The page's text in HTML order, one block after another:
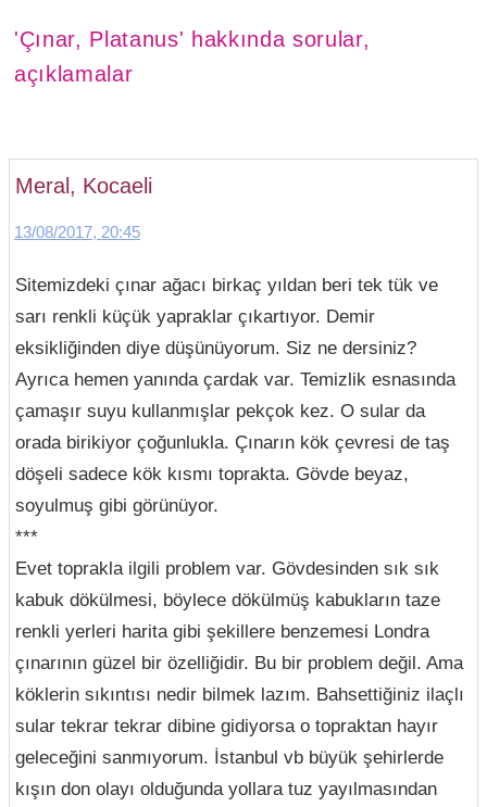
'Çınar, Platanus' hakkında sorular,
açıklamalar
Meral, Kocaeli
13/08/2017, 20:45
Sitemizdeki çınar ağacı birkaç yıldan beri tek tük ve
sarı renkli küçük yapraklar çıkartıyor. Demir
eksikliğinden diye düşünüyorum. Siz ne dersiniz?
Ayrıca hemen yanında çardak var. Temizlik esnasında
çamaşır suyu kullanmışlar pekçok kez. O sular da
orada birikiyor çoğunlukla. Çınarın kök çevresi de taş
döşeli sadece kök kısmı toprakta. Gövde beyaz,
soyulmuş gibi görünüyor.
***
Evet toprakla ilgili problem var. Gövdesinden sık sık
kabuk dökülmesi, böylece dökülmüş kabukların taze
renkli yerleri harita gibi şekillere benzemesi Londra
çınarının güzel bir özelliğidir. Bu bir problem değil. Ama
köklerin sıkıntısı nedir bilmek lazım. Bahsettiğiniz ilaçlı
sular tekrar tekrar dibine gidiyorsa o topraktan hayır
geleceğini sanmıyorum. İstanbul vb büyük şehirlerde
kışın don olayı olduğunda yollara tuz yayılmasından